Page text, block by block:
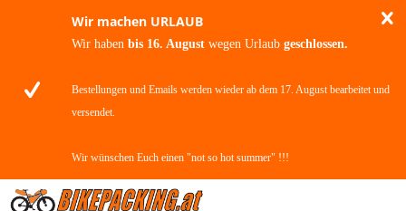
Wir machen URLAUB
Wir haben bis 16. August wegen Urlaub geschlossen.
Bestellungen und Emails werden wieder ab dem 17. August bearbeitet und
versendet.
Wir wünschen Euch einen "not so hot summer" !!!